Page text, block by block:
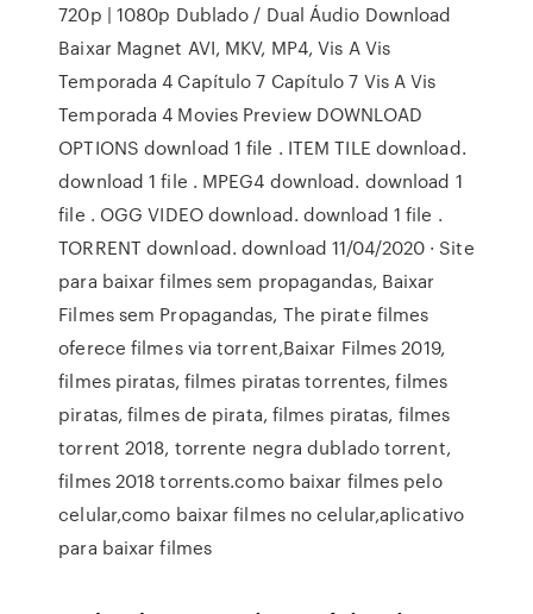
720p | 1080p Dublado / Dual Áudio Download
Baixar Magnet AVI, MKV, MP4, Vis A Vis
Temporada 4 Capítulo 7 Capítulo 7 Vis A Vis
Temporada 4 Movies Preview DOWNLOAD
OPTIONS download 1 file . ITEM TILE download.
download 1 file . MPEG4 download. download 1
file . OGG VIDEO download. download 1 file .
TORRENT download. download 11/04/2020 · Site
para baixar filmes sem propagandas, Baixar
Filmes sem Propagandas, The pirate filmes
oferece filmes via torrent,Baixar Filmes 2019,
filmes piratas, filmes piratas torrentes, filmes
piratas, filmes de pirata, filmes piratas, filmes
torrent 2018, torrente negra dublado torrent,
filmes 2018 torrents.como baixar filmes pelo
celular,como baixar filmes no celular,aplicativo
para baixar filmes